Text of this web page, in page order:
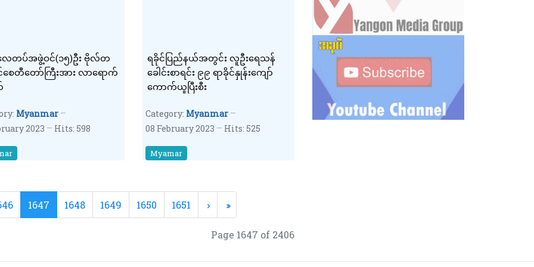
ေတပ်အဖွဲ့ဝင်(၁၅)ဦး ဗိုလ်တ
ေတီတော်ကြီးအား လာရောက်
Myanmar
2023
Hits: 598
ရခိုင်ပြည်နယ်အတွင်း လူဦးရေသန်
ခေါင်းစာရင်း ၉၉ ရာခိုင်နှုန်းကျော်
ကောက်ယူပြီးစီး
Category: Myanmar
08 February 2023
Hits: 525
Myamar
1647 1648 1649 1650 1651
Page 1647 of 2406